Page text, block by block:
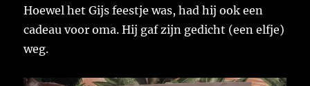
Hoewel het Gijs feestje was, had hij ook een
cadeau voor oma. Hij gaf zijn gedicht (een elfje)
weg.